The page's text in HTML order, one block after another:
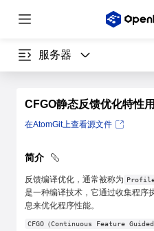
服务器
CFGO静态反馈优化特性
在AtomGit上查看源文件
简介
反馈编译优化，通常被称为
是一种编译技术，它通过收集程序
息来优化程序性能。
CFGO（Continuous Feature